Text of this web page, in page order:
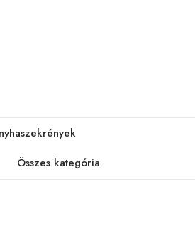
Összes kategória